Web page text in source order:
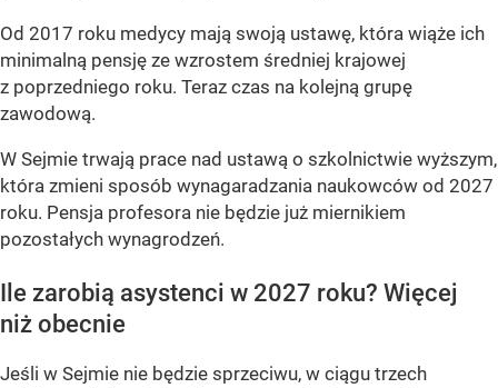
Od 2017 roku medycy mają swoją ustawę, która wiąże ich
minimalną pensję ze wzrostem średniej krajowej
z poprzedniego roku. Teraz czas na kolejną grupę
zawodową.
W Sejmie trwają prace nad ustawą o szkolnictwie wyższym,
która zmieni sposób wynagaradzania naukowców od 2027
roku. Pensja profesora nie będzie już miernikiem
pozostałych wynagrodzeń.
Ile zarobią asystenci w 2027 roku? Więcej
niż obecnie
Jeśli w Sejmie nie będzie sprzeciwu, w ciągu trzech